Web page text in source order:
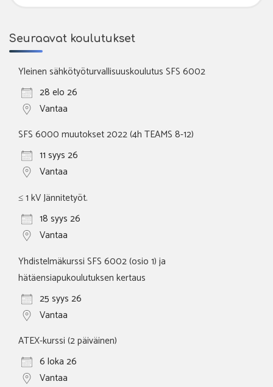
Seuraavat koulutukset
Yleinen sähkötyöturvallisuuskoulutus SFS 6002
28 elo 26
Vantaa
SFS 6000 muutokset 2022 (4h TEAMS 8-12)
11 syys 26
Vantaa
≤ 1 kV Jännitetyöt.
18 syys 26
Vantaa
Yhdistelmäkurssi SFS 6002 (osio 1) ja
hätäensiapukoulutuksen kertaus
25 syys 26
Vantaa
ATEX-kurssi (2 päiväinen)
6 loka 26
Vantaa